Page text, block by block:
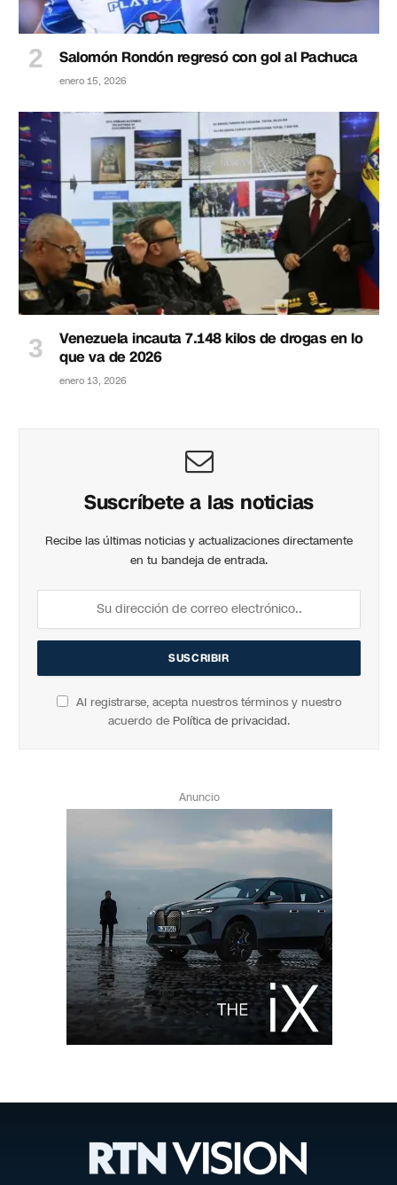
Salomón Rondón regresó con gol al Pachuca
enero 15, 2026
Venezuela incauta 7.148 kilos de drogas en lo
que va de 2026
enero 13, 2026
Suscríbete a las noticias
Recibe las últimas noticias y actualizaciones directamente
en tu bandeja de entrada.
Al registrarse, acepta nuestros términos y nuestro
acuerdo de Política de privacidad.
Anuncio